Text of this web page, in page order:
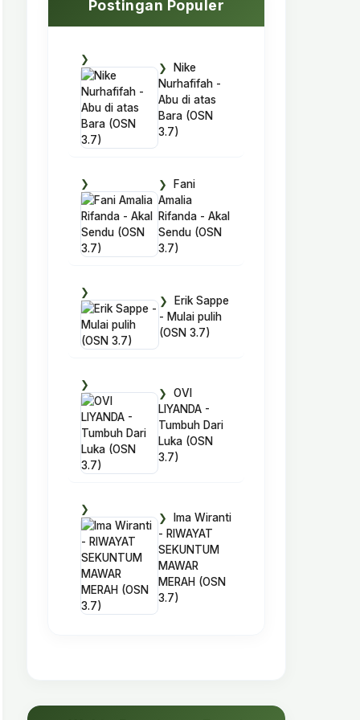
Postingan Populer
Nike
Nurhafifah -
Abu di atas
Bara (OSN
3.7)
Fani
Amalia
Rifanda - Akal
Sendu (OSN
3.7)
Erik Sappe
- Mulai pulih
(OSN 3.7)
OVI
LIYANDA -
Tumbuh Dari
Luka (OSN
3.7)
Ima Wiranti
- RIWAYAT
SEKUNTUM
MAWAR
MERAH (OSN
3.7)